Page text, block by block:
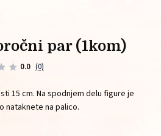
par (1kom)
0.0 (0)
15 cm. Na spodnjem delu figure je
nataknete na palico.